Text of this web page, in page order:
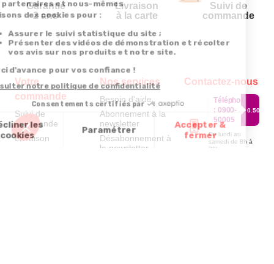
Garantie
2 ans
Livraison
à la carte
Suivi de
commande
Votre
commande
Suivi de
commande
Livraison
Nos services
Besoin d'aide
Abonnement à la
newsletter
Désabonnement à
la newsletter
Contactez-nous
Téléphone
: 0900-
50005
0.50€/
Du lundi au
samedi de 8h à
20h